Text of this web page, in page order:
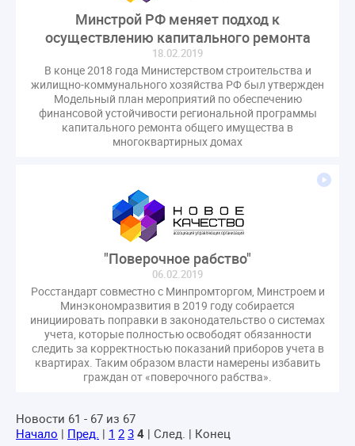
Цифорвизация
арендатор
вентиляционные каналы
внеплановые проверки
гарантийная управляющая компания
гарантирующие управляющие организации
госпошлина
демоэкзамен
депутаты
документ
изменения в Положение
индексация
кадры
категория риска
кворум ОСС
коррупция
микрогенерация
надзор
неосновательное обогащение
непредвиденные расходы
нормотворчество
общедомовое имущество
общественный совет
оплата отопления
особенности взимания пени
Минстрой РФ меняет подход к
осуществлению капитального ремонта
18.02.2019
В конце 2018 года Министерством строительства и
жилищно-коммунального хозяйства РФ был утвержден
Модельный план мероприятий по обеспечению
финансовой устойчивости региональной программы
капитального ремонта общего имущества в
многоквартирных домах
"Поверочное рабство"
06.02.2019
Росстандарт совместно с Минпромторгом, Минстроем и
Минэкономразвития в 2019 году собирается
инициировать поправки в законодательство о системах
учета, которые полностью освободят обязанности
следить за корректностью показаний приборов учета в
квартирах. Таким образом власти намерены избавить
граждан от «поверочного рабства».
Новости 61 - 67 из 67
Начало | Пред. | 1 2 3 4 | След. | Конец